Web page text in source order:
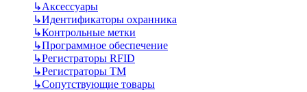
↳Аксессуары
↳Идентификаторы охранника
↳Контрольные метки
↳Программное обеспечение
↳Регистраторы RFID
↳Регистраторы ТМ
↳Сопутствующие товары